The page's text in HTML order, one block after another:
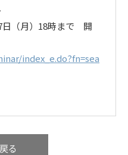
日（月）18時まで 開
index_e.do?fn=sea
る